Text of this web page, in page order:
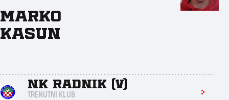
Marko
Kasun
NK Radnik (V)
TRENUTNI KLUB